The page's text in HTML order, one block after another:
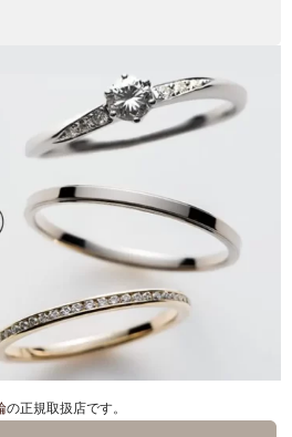
の正規取扱店です。